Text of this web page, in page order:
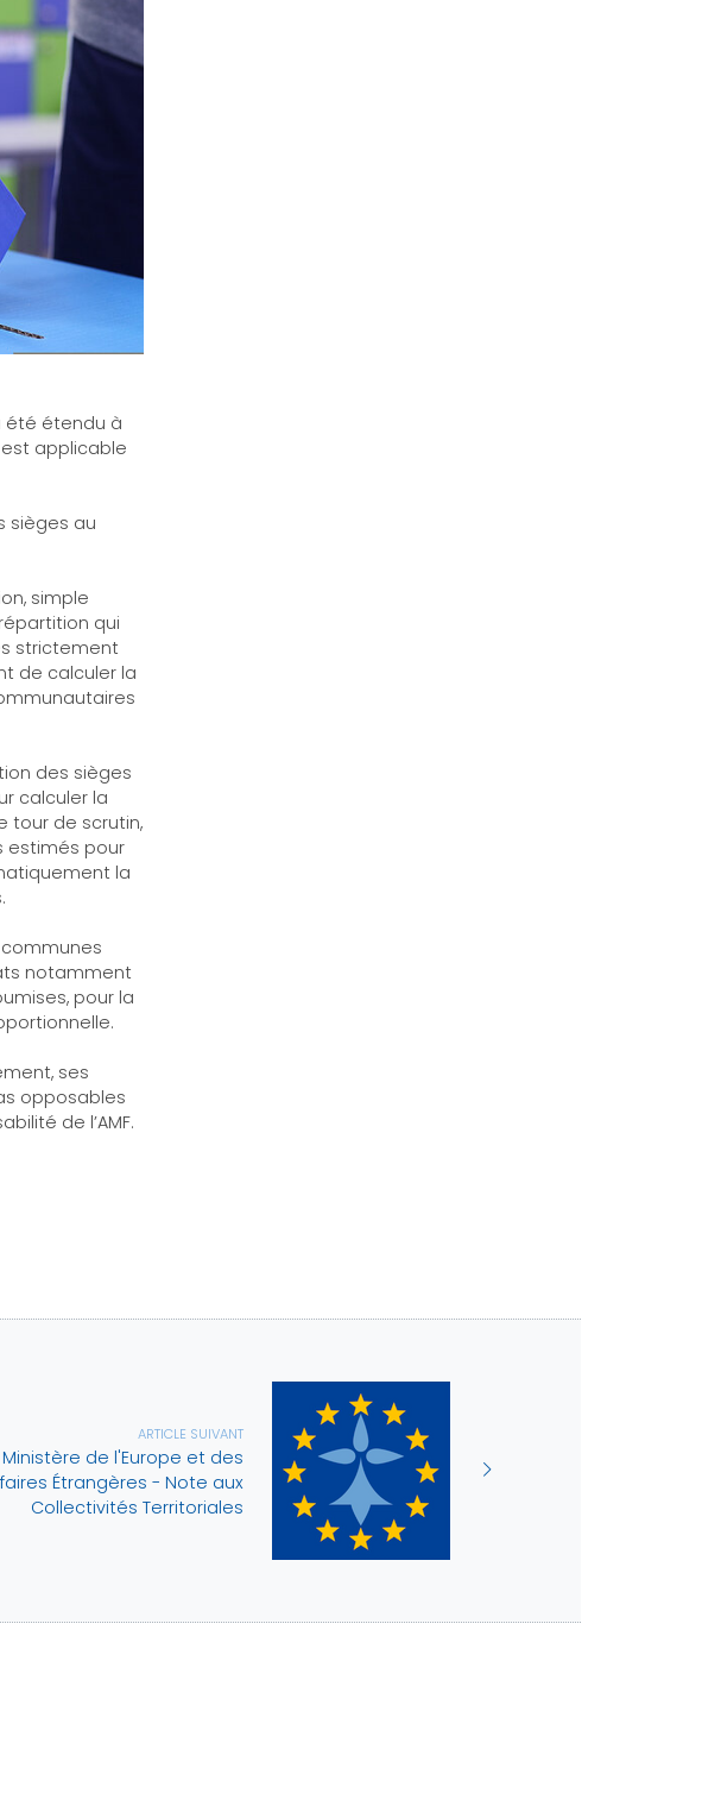
été étendu à
est applicable
sièges au
simple
qui
strictement
de calculer la
des sièges
calculer la
tour de scrutin,
estimés pour
la
communes
notamment
pour la
ses
opposables
de l’AMF.
ARTICLE SUIVANT
Ministère de l'Europe et des
Étrangères - Note aux
Collectivités Territoriales